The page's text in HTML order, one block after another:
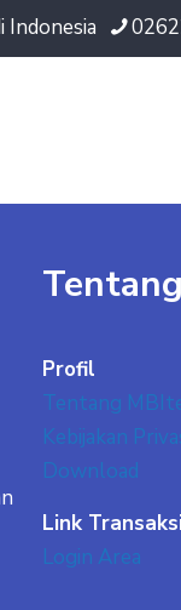
Indonesia
Profil
Tentang
Kebijakan
Download
Link
Login Area